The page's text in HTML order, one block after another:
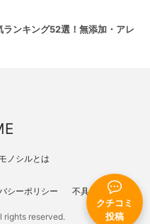
クチコミ
投稿
ランキング52選！無添加・アレ
モノシルとは
シーポリシー 不具合報告
rights reserved.